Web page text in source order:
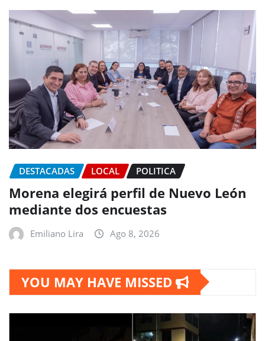
DESTACADAS LOCAL POLITICA
Morena elegirá perfil de Nuevo León
mediante dos encuestas
Emiliano Lira Ago 8, 2026
YOU MAY HAVE MISSED